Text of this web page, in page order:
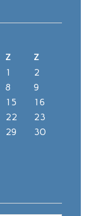
Z Z
1
2
8
9
15
16
22
23
29
30